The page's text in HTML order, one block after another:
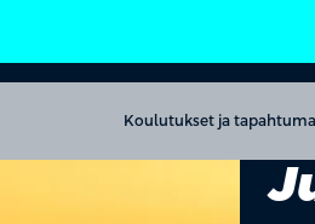
Koulutukset ja